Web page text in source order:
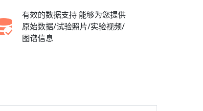
有效的数据支持 能够为您提供
原始数据/试验照片/实验视频/
图谱信息